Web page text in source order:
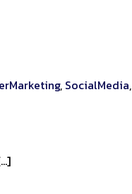
, SocialMedia,